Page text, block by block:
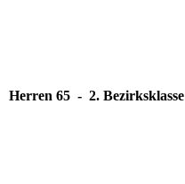
Herren 65 - 2. Bezirksklasse